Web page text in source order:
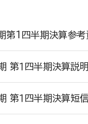
1四半期決算参考
第１四半期決算説
１四半期決算短信